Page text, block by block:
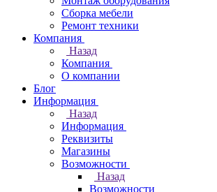
Сборка мебели
Ремонт техники
Компания
Назад
Компания
О компании
Блог
Информация
Назад
Информация
Реквизиты
Магазины
Возможности
Назад
Возможности